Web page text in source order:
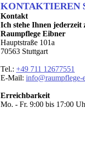
KONTAKTIEREN
Kontakt
Ich stehe Ihnen
Raumpflege Eibner
Hauptstraße 101a
70563 Stuttgart
Tel.: +49 711 12677551
E-Mail: info@raumpflege-
Erreichbarkeit
Mo. - Fr. 9:00 bis 17:00